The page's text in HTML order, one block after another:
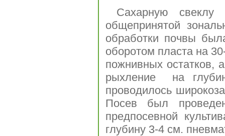
Сахарную
общепринятой
обработки почвы
оборотом пласта на
пожнивных остатков,
рыхление на
проводилось
Посев был
предпосевной
глубину 3-4 см.